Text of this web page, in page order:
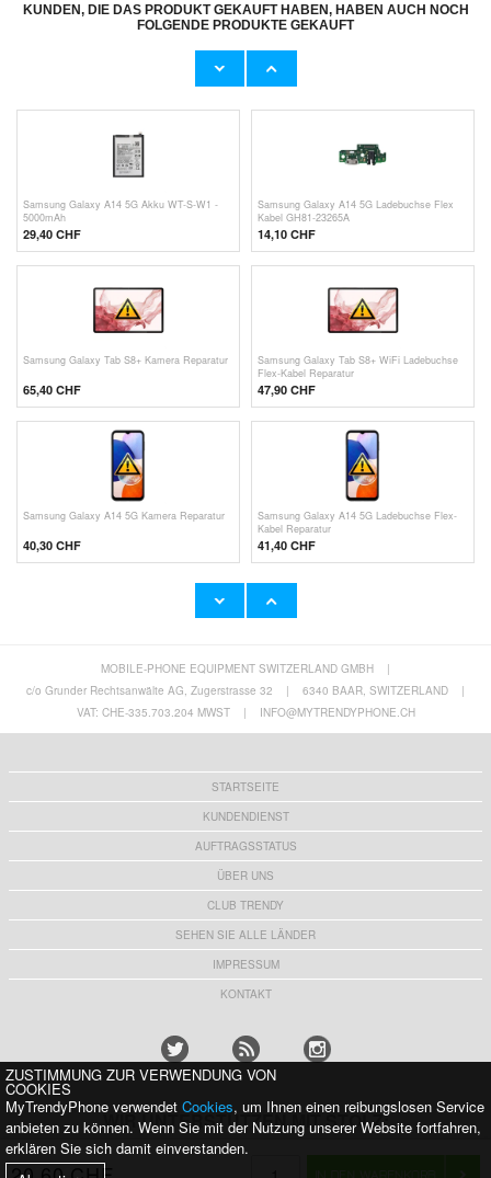
KUNDEN, DIE DAS PRODUKT GEKAUFT HABEN, HABEN AUCH NOCH
FOLGENDE PRODUKTE GEKAUFT
Samsung Galaxy Tab S8+ Kameramodul - 13
Samsung Galaxy A14 5G Kameramodul - 50
Samsung Galaxy A14 5G Akku WT-S-W1 -
5000mAh
29,40 CHF
Samsung Galaxy A14 5G Ladebuchse Flex
Kabel GH81-23265A
14,10 CHF
Samsung Galaxy Tab S8+ Kamera Reparatur
65,40 CHF
Samsung Galaxy Tab S8+ WiFi Ladebuchse
Flex-Kabel Reparatur
47,90 CHF
Samsung Galaxy A14 5G Kamera Reparatur
40,30 CHF
Samsung Galaxy A14 5G Ladebuchse Flex-
Kabel Reparatur
41,40 CHF
MOBILE-PHONE EQUIPMENT SWITZERLAND GMBH
|
c/o Grunder Rechtsanwälte AG, Zugerstrasse 32
| 6340 BAAR, SWITZERLAND
|
VAT: CHE-335.703.204 MWST
| INFO@MYTRENDYPHONE.CH
STARTSEITE
KUNDENDIENST
AUFTRAGSSTATUS
ÜBER UNS
CLUB TRENDY
SEHEN SIE ALLE LÄNDER
IMPRESSUM
KONTAKT
WIR UNTERSTÜTZEN MIT STOLZ:
ZUSTIMMUNG ZUR VERWENDUNG VON
COOKIES
MyTrendyPhone verwendet Cookies, um Ihnen einen reibungslosen Service
anbieten zu können. Wenn Sie mit der Nutzung unserer Website fortfahren,
erklären Sie sich damit einverstanden.